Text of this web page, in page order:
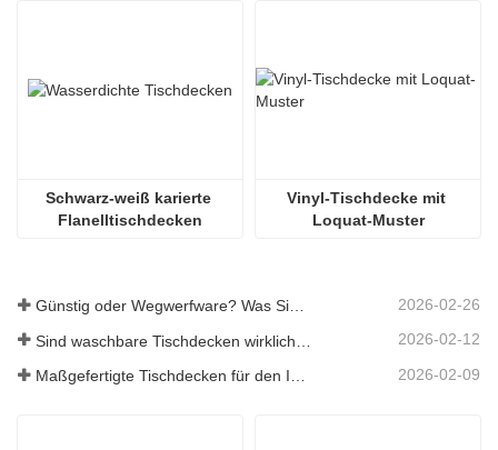
Schwarz-weiß karierte
Flanelltischdecken
Vinyl-Tischdecke mit
Loquat-Muster
Günstig oder Wegwerfware? Was Sie über preiswerte Tischdecken wissen sollten 2026-02-26
2026-02-12
2026-02-09